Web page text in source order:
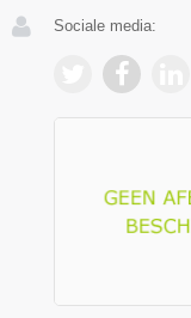
Sociale media: